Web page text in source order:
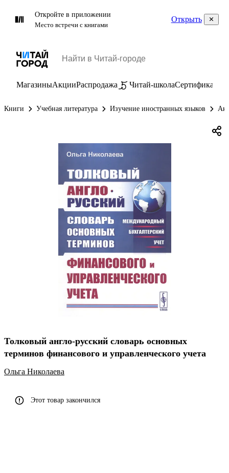
Откройте в приложении
Место встречи с книгами
Открыть
МагазиныАкцииРаспродажа Читай-школаСертификаты
Книги Учебная литература Изучение иностранных языков
Толковый англо-русский словарь основных
терминов финансового и управленческого учета
Ольга Николаева
Этот товар закончился